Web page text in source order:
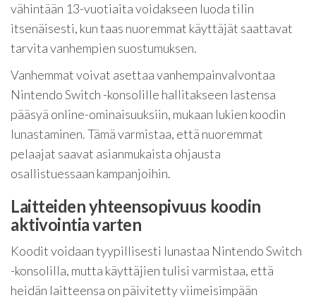
vähintään 13-vuotiaita voidakseen luoda tilin
itsenäisesti, kun taas nuoremmat käyttäjät saattavat
tarvita vanhempien suostumuksen.
Vanhemmat voivat asettaa vanhempainvalvontaa
Nintendo Switch -konsolille hallitakseen lastensa
pääsyä online-ominaisuuksiin, mukaan lukien koodin
lunastaminen. Tämä varmistaa, että nuoremmat
pelaajat saavat asianmukaista ohjausta
osallistuessaan kampanjoihin.
Laitteiden yhteensopivuus koodin
aktivointia varten
Koodit voidaan tyypillisesti lunastaa Nintendo Switch
-konsolilla, mutta käyttäjien tulisi varmistaa, että
heidän laitteensa on päivitetty viimeisimpään